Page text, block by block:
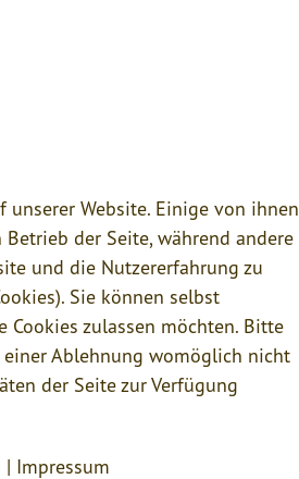
unserer Website. Einige von ihnen
der Seite, während andere
und die Nutzererfahrung zu
Sie können selbst
Cookies zulassen möchten. Bitte
einer Ablehnung womöglich nicht
der Seite zur Verfügung
| Impressum